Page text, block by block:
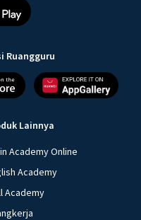
Ruangguru
Lainnya
Academy Online
Academy
Academy